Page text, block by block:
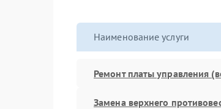
Наименование услуги
Ремонт платы управления
Замена верхнего